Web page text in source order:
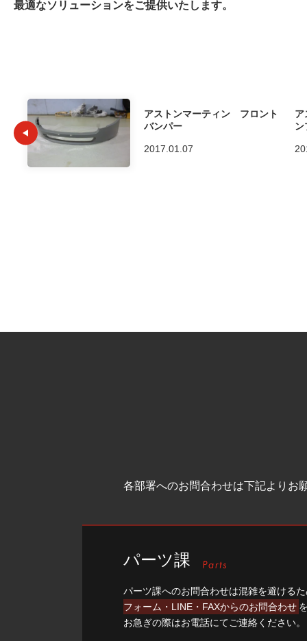
最適なソリューションをご提供いたします。
アストンマーティン フロント
バンパー
2017.01.07
ン
各部署へのお問合わせは下記よりお
パーツ課
パーツ課へのお問合わせは混雑を避ける
フォーム・LINE・FAXからのお問合わせ
お急ぎの際はお電話にてご連絡ください。